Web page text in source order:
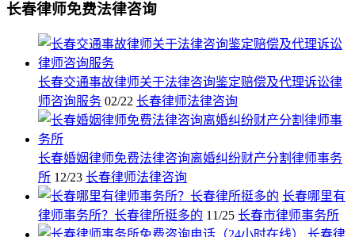
长春律师免费法律咨询
长春交通事故律师关于法律咨询鉴定赔偿及代理诉讼律
师咨询服务 02/22 长春律师法律咨询
长春婚姻律师免费法律咨询离婚纠纷财产分割律师事务
所 12/23 长春律师法律咨询
长春哪里有
律师事务所？长春律所挺多的 11/25 长春市律师事务所